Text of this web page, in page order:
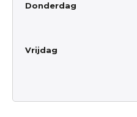
Donderdag
Vrijdag